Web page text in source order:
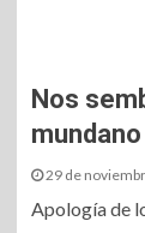
Nos
29 de
Apología de